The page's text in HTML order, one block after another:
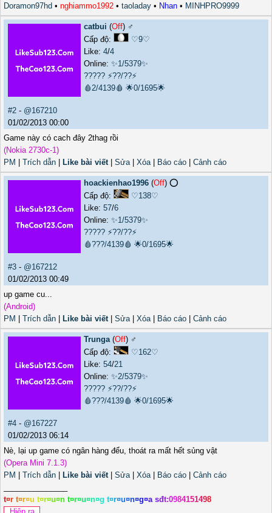
Doramon97hd • nghiammo1992 • taoladay • Nhan • MINHPRO9999
catbui (Off) ♂️
Cấp độ:
♡9♡
Like: 4/4
Online: ✨1/5379✨
????? ⚡??/??⚡
🩸2/4139🩸 🌟0/1695🌟
#2 - @167210
01/02/2013 00:00
Game này có cach đây 2thag rồi
(Nokia 2730c-1)
PM
Trích dẫn Like bài viết| Sửa| Xóa| Báo cáo Cảnh cáo
hoackienhao1996 (Off) ⭕️
Cấp độ:
♡138♡
Like: 57/6
Online: ✨1/5379✨
????? ⚡??/??⚡
🩸???/4139🩸 🌟0/1695🌟
#3 - @167212
01/02/2013 00:49
up game cu...
(Android)
PM
Trích dẫn Like bài viết| Sửa| Xóa| Báo cáo Cảnh cáo
Trunga(Off) ♂️
Cấp độ:
♡162♡
Like: 54/21
Online: ✨2/5379✨
????? ⚡??/??⚡
🩸???/4139🩸 🌟0/1695🌟
#4 - @167227
01/02/2013 06:14
Nè, lại up game có ngân hàng đểu, thoát ra mất hết sủng vật
(Opera Mini 7.1.3)
PM
Trích dẫn Like bài viết| Sửa| Xóa| Báo cáo
Cảnh cáo
t¤r t¤r¤u t¤r¤u¤n t¤r¤u¤n¤g t¤r¤u¤n¤g¤a sđt:0984151498